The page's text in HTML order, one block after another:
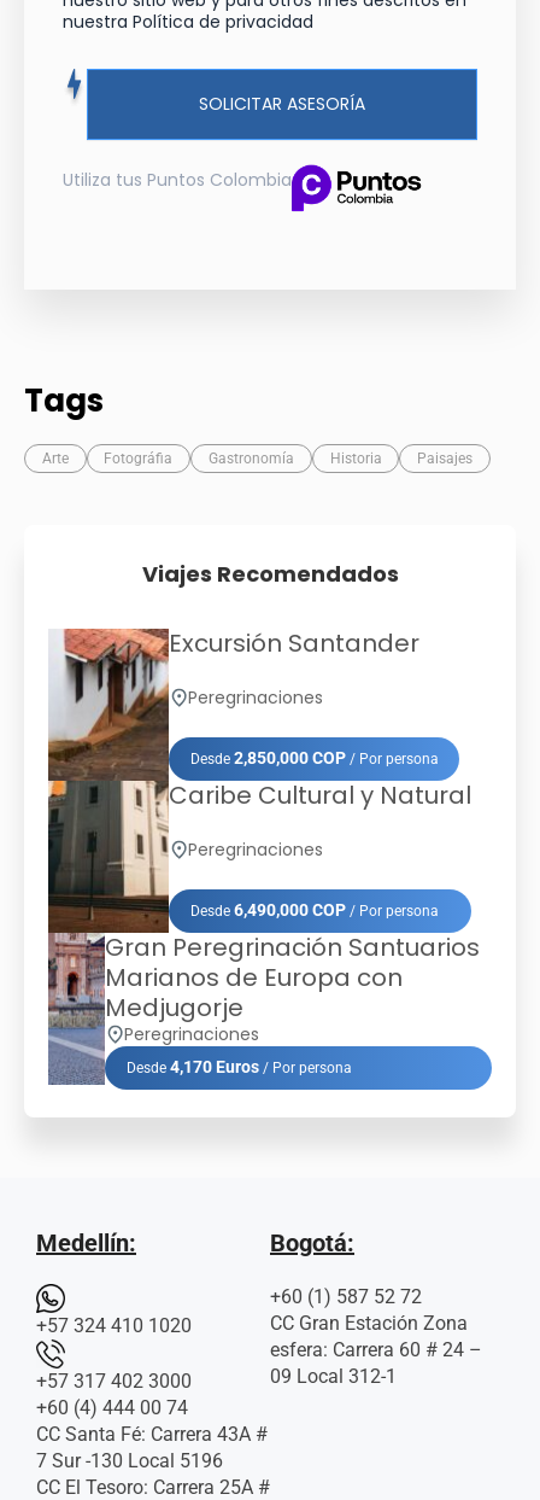
nuestra Política de privacidad
Utiliza tus Puntos Colombia
SOLICITAR ASESORÍA
Tags
Arte Fotográfia Gastronomía Historia Paisajes
Viajes Recomendados
Excursión Santander
Peregrinaciones
Desde2,850,000 COP/ Por persona
Caribe Cultural y Natural
Peregrinaciones
Desde6,490,000 COP/ Por persona
Gran Peregrinación Santuarios
Marianos de Europa con
Medjugorje
Peregrinaciones
Desde4,170 Euros/ Por persona
Medellín:
+57 324 410 1020
+57 317 402 3000
+60 (4) 444 00 74
CC Santa Fé: Carrera 43A #
7 Sur -130 Local 5196
CC El Tesoro: Carrera 25A #
Bogotá:
+60 (1) 587 52 72
CC Gran Estación Zona
esfera: Carrera 60 # 24 –
09 Local 312-1